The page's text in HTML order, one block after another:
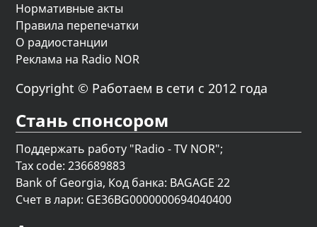
Нормативные акты
Правила перепечатки
О радиостанции
Реклама на Radio NOR
Copyright © Работаем в сети с 2012 года
Стань спонсором
Поддержать работу "Radio - TV NOR";
Tax code: 236689883
Bank of Georgia, Код банка: BAGAGE 22
Счет в лари: GE36BG0000000694040400